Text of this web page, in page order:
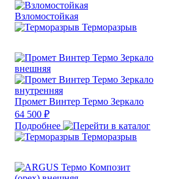
Взломостойкая
Терморазрыв
Промет Винтер Термо Зеркало
64 500 ₽
Подробнее
Терморазрыв